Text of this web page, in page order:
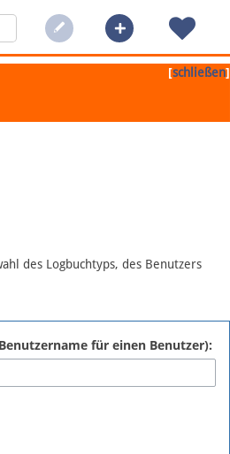
[schließen]
des Logbuchtyps, des Benutzers
für einen Benutzer):